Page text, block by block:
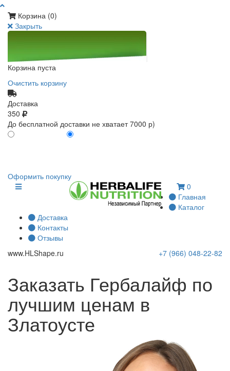
Корзина (0)
Закрыть
Корзина пуста
Очистить корзину
Доставка
350
До бесплатной доставки не хватает 7000 р)
Оформить покупку
0
Главная
Каталог
Доставка
Контакты
Отзывы
www.HLShape.ru +7 (966) 048-22-82
Заказать Гербалайф по
лучшим ценам в
Златоусте